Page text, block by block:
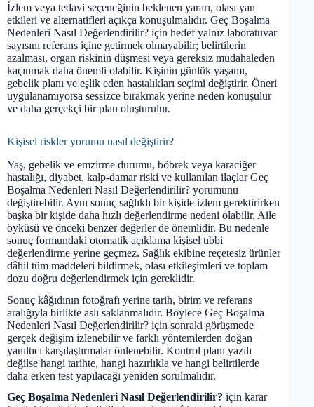
İzlem veya tedavi seçeneğinin beklenen yararı, olası yan
etkileri ve alternatifleri açıkça konuşulmalıdır. Geç Boşalma
Nedenleri Nasıl Değerlendirilir? için hedef yalnız laboratuvar
sayısını referans içine getirmek olmayabilir; belirtilerin
azalması, organ riskinin düşmesi veya gereksiz müdahaleden
kaçınmak daha önemli olabilir. Kişinin günlük yaşamı,
gebelik planı ve eşlik eden hastalıkları seçimi değiştirir. Öneri
uygulanamıyorsa sessizce bırakmak yerine neden konuşulur
ve daha gerçekçi bir plan oluşturulur.
Kişisel riskler yorumu nasıl değiştirir?
Yaş, gebelik ve emzirme durumu, böbrek veya karaciğer
hastalığı, diyabet, kalp-damar riski ve kullanılan ilaçlar Geç
Boşalma Nedenleri Nasıl Değerlendirilir? yorumunu
değiştirebilir. Aynı sonuç sağlıklı bir kişide izlem gerektirirken
başka bir kişide daha hızlı değerlendirme nedeni olabilir. Aile
öyküsü ve önceki benzer değerler de önemlidir. Bu nedenle
sonuç formundaki otomatik açıklama kişisel tıbbi
değerlendirme yerine geçmez. Sağlık ekibine reçetesiz ürünler
dâhil tüm maddeleri bildirmek, olası etkileşimleri ve toplam
dozu doğru değerlendirmek için gereklidir.
Sonuç kâğıdının fotoğrafı yerine tarih, birim ve referans
aralığıyla birlikte aslı saklanmalıdır. Böylece Geç Boşalma
Nedenleri Nasıl Değerlendirilir? için sonraki görüşmede
gerçek değişim izlenebilir ve farklı yöntemlerden doğan
yanıltıcı karşılaştırmalar önlenebilir. Kontrol planı yazılı
değilse hangi tarihte, hangi hazırlıkla ve hangi belirtilerde
daha erken test yapılacağı yeniden sorulmalıdır.
Geç Boşalma Nedenleri Nasıl Değerlendirilir? için karar